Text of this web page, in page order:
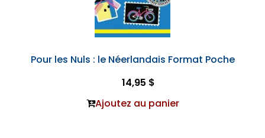
Pour les Nuls : le Néerlandais Format Poche
14,95 $
Ajoutez au panier